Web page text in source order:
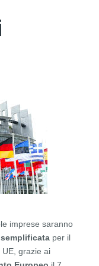
imprese saranno
per il
grazie ai